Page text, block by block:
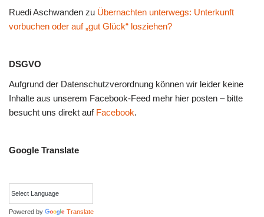
Ruedi Aschwanden zu Übernachten unterwegs: Unterkunft
vorbuchen oder auf „gut Glück“ losziehen?
DSGVO
Aufgrund der Datenschutzverordnung können wir leider keine
Inhalte aus unserem Facebook-Feed mehr hier posten – bitte
besucht uns direkt auf Facebook.
Google Translate
Powered by Translate